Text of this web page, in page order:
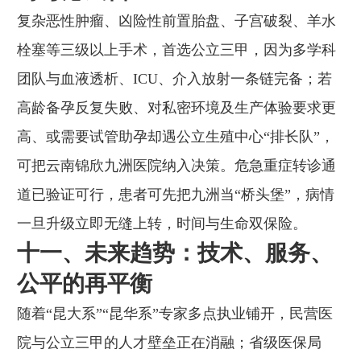
复杂恶性肿瘤、凶险性前置胎盘、子宫破裂、羊水
栓塞等三级以上手术，首选公立三甲，因为多学科
团队与血液透析、ICU、介入放射一条链完备；若
高龄备孕反复失败、对私密环境及生产体验要求更
高、或需要试管助孕却遇公立生殖中心“排长队”，
可把云南锦欣九洲医院纳入决策。危急重症转诊通
道已验证可行，患者可先把九洲当“桥头堡”，病情
一旦升级立即无缝上转，时间与生命双保险。
十一、未来趋势：技术、服务、
公平的再平衡
随着“昆大系”“昆华系”专家多点执业铺开，民营医
院与公立三甲的人才壁垒正在消融；省级医保局